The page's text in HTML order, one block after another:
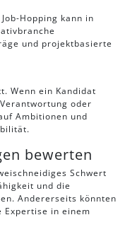
Hopping kann in
und projektbasierte
Wenn ein Kandidat
oder
Ambitionen und
bewerten
Schwert
und die
Andererseits könnten
Expertise in einem